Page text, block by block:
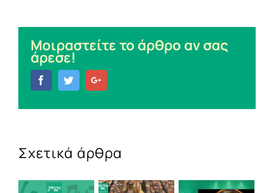
Μοιραστείτε το άρθρο αν σας
άρεσε!
FacebookTwitter
Σχετικά άρθρα